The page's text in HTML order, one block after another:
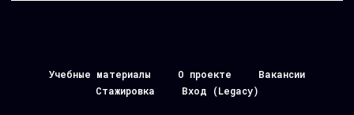
Учебные материалы О проекте
Вакансии
Стажировка
Вход (Legacy)